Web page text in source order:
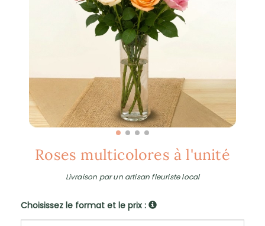
Roses multicolores à l'unité
Livraison par un artisan fleuriste local
Choisissez le format et le prix :